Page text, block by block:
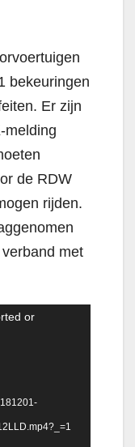
bekeuringen
Er zijn
melding
de RDW
rijden.
met
or